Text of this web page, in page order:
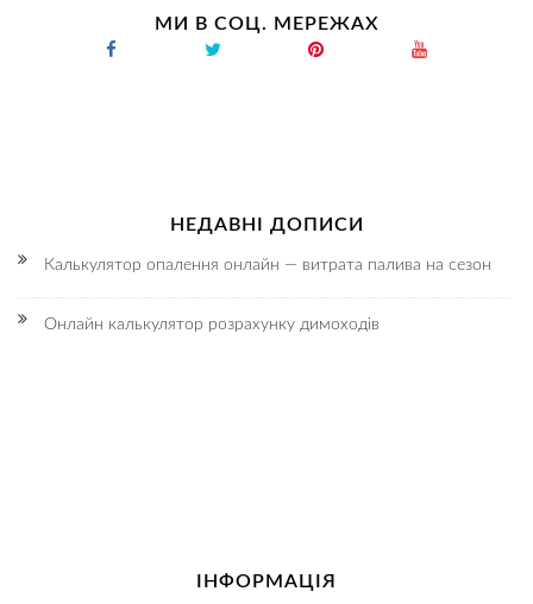
МИ В СОЦ. МЕРЕЖАХ
НЕДАВНІ ДОПИСИ
Калькулятор опалення онлайн — витрата палива на сезон
Онлайн калькулятор розрахунку димоходів
ІНФОРМАЦІЯ